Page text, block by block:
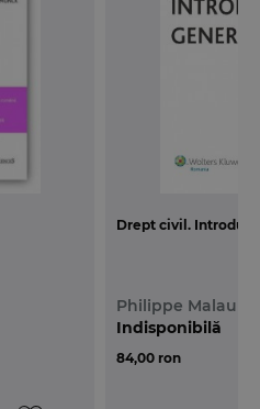
Drept civil.
Philippe Malaurie
84,00 ron
Indisponibilă